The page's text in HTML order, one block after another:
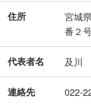
住所
宮城
番２
代表者名 及川
連絡先 022-